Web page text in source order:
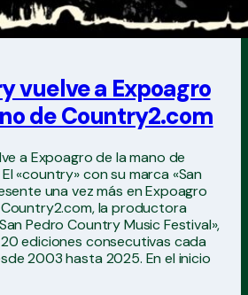
vuelve a Expoagro
de Country2.com
a Expoagro de la mano de
«country» con su marca «San
una vez más en Expoagro
la productora
Pedro Country Music Festival»,
ediciones consecutivas cada
2003 hasta 2025. En el inicio